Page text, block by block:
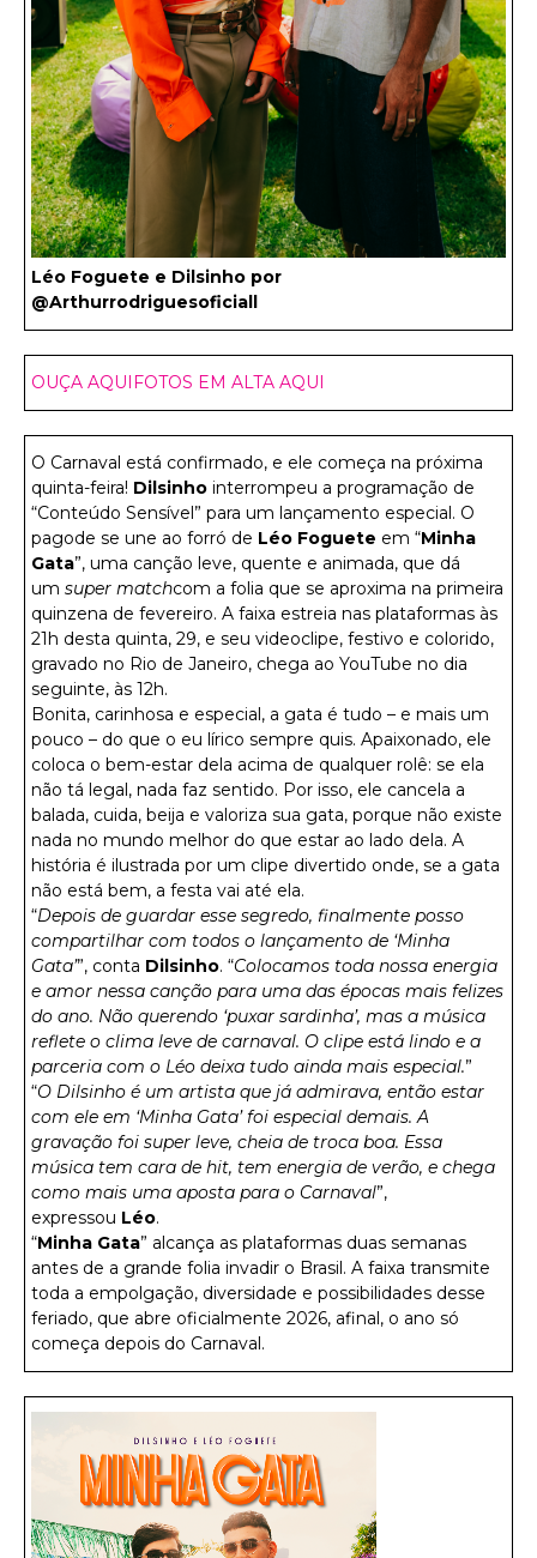
Léo Foguete e Dilsinho por
@Arthurrodriguesoficiall
OUÇA AQUIFOTOS EM ALTA AQUI
O Carnaval está confirmado, e ele começa na próxima
quinta-feira! Dilsinho interrompeu a programação de
“Conteúdo Sensível” para um lançamento especial. O
pagode se une ao forró de Léo Foguete em “Minha
Gata”, uma canção leve, quente e animada, que dá
um super matchcom a folia que se aproxima na primeira
quinzena de fevereiro. A faixa estreia nas plataformas às
21h desta quinta, 29, e seu videoclipe, festivo e colorido,
gravado no Rio de Janeiro, chega ao YouTube no dia
seguinte, às 12h.
Bonita, carinhosa e especial, a gata é tudo – e mais um
pouco – do que o eu lírico sempre quis. Apaixonado, ele
coloca o bem-estar dela acima de qualquer rolê: se ela
não tá legal, nada faz sentido. Por isso, ele cancela a
balada, cuida, beija e valoriza sua gata, porque não existe
nada no mundo melhor do que estar ao lado dela. A
história é ilustrada por um clipe divertido onde, se a gata
não está bem, a festa vai até ela.
“Depois de guardar esse segredo, finalmente posso
compartilhar com todos o lançamento de ‘Minha
Gata’”, conta Dilsinho. “Colocamos toda nossa energia
e amor nessa canção para uma das épocas mais felizes
do ano. Não querendo ‘puxar sardinha’, mas a música
reflete o clima leve de carnaval. O clipe está lindo e a
parceria com o Léo deixa tudo ainda mais especial.”
“O Dilsinho é um artista que já admirava, então estar
com ele em ‘Minha Gata’ foi especial demais. A
gravação foi super leve, cheia de troca boa. Essa
música tem cara de hit, tem energia de verão, e chega
como mais uma aposta para o Carnaval”,
expressou Léo.
“Minha Gata” alcança as plataformas duas semanas
antes de a grande folia invadir o Brasil. A faixa transmite
toda a empolgação, diversidade e possibilidades desse
feriado, que abre oficialmente 2026, afinal, o ano só
começa depois do Carnaval.